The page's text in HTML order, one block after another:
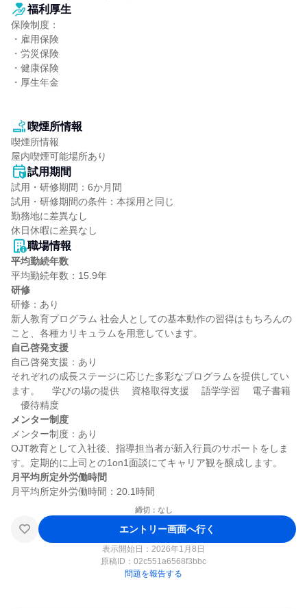
福利厚生
保険制度：
・雇用保険
・労災保険
・健康保険
・厚生年金
喫煙所情報
喫煙所情報
屋内喫煙可能場所あり
試用期間
試用・研修期間：6か月間
試用・研修期間の条件：本採用と同じ
勤務地に差異なし
職場情報
平均勤続年数
研修
研修：あり
新人教育プログラム 社会人としての基本動作の習得はもちろんの
自己啓発支援
自己啓発支援：あり
それぞれの成長ステージに応じた多彩なプログラムを提供してい
ます。 　学びの場の提供 　資格取得支援 　語学学習 　電子書籍
メンター制度
メンター制度：あり
OJT教育として入社後、指導担当者が新入行員のサポートをしま
月平均所定外労働時間
締切：なし
エントリー画面へ行く
表示開始日：2026年1月8日
原稿ID： 02c551a6568f3bbc
問題を報告する